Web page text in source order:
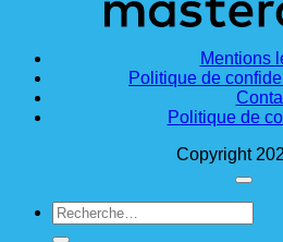
Mentions
Politique de
Politique de
Copyright
Recherche
pour :